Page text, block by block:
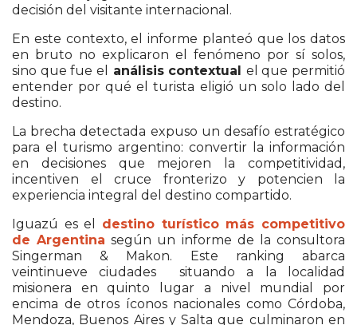
decisión del visitante internacional.
En este contexto, el informe planteó que los datos
en bruto no explicaron el fenómeno por sí solos,
sino que fue el
análisis contextual el que permitió
entender por qué el turista eligió un solo lado del
destino.
La brecha detectada expuso un desafío estratégico
para el turismo argentino: convertir la información
en decisiones que mejoren la competitividad,
incentiven el cruce fronterizo y potencien la
experiencia integral del destino compartido.
Iguazú es el destino turístico más competitivo
de Argentina según un informe de la consultora
Singerman & Makon. Este ranking abarca
veintinueve ciudades situando a la localidad
misionera en quinto lugar a nivel mundial por
encima de otros íconos nacionales como Córdoba,
Mendoza, Buenos Aires y Salta que culminaron en